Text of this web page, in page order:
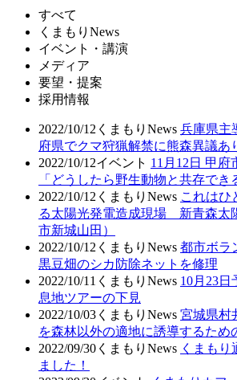
すべて
くまもりNews
イベント・講演
メディア
要望・提案
採用情報
2022/10/12 くまもりNews 兵庫県主
府県でクマ狩猟解禁に熊森異議あ
2022/10/12イベント 11月12日 甲府
「どうしたら野生動物と共存でき
2022/10/12 くまもりNews これはひ
る太陽光発電造成現場 新青森太
市新城山田）
2022/10/12 くまもりNews 都市ボラ
黒豆畑のシカ防除ネットを修理
2022/10/11 くまもりNews 10月23日
息地ツアーの下見
2022/10/03 くまもりNews 宮城県
を森林以外の適地に誘導するた
2022/09/30 くまもりNews くまも
ました！